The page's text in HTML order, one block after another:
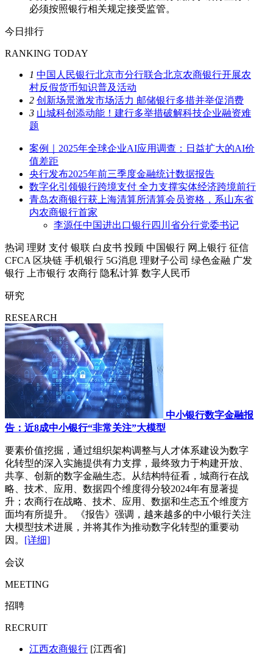
必须按照银行相关规定接受监管。
今日排行
RANKING TODAY
1 中国人民银行北京市分行联合北京农商银行开展农
村反假货币知识普及活动
2 创新场景激发市场活力 邮储银行多措并举促消费
3 山城科创添动能！建行多举措破解科技企业融资难
题
案例｜2025年全球企业AI应用调查：日益扩大的AI价
值差距
央行发布2025年前三季度金融统计数据报告
数字化引领银行跨境支付 全力支撑实体经济跨境前行
青岛农商银行获上海清算所清算会员资格，系山东省
内农商银行首家
李源任中国进出口银行四川省分行党委书记
热词 理财 支付 银联 白皮书 投顾 中国银行 网上银行 征信
CFCA 区块链 手机银行 5G消息 理财子公司 绿色金融 广发
银行
上市银行 农商行 隐私计算 数字人民币
研究
RESEARCH
中小银行数字金融报
告：近8成中小银行“非常关注”大模型
要素价值挖掘，通过组织架构调整与人才体系建设为数字
化转型的深入实施提供有力支撑，最终致力于构建开放、
共享、创新的数字金融生态。从结构特征看，城商行在战
略、技术、应用、数据四个维度得分较2024年有显著提
升；农商行在战略、技术、应用、数据和生态五个维度方
面均有所提升。 《报告》强调，越来越多的中小银行关注
大模型技术进展，并将其作为推动数字化转型的重要动
因。 [详细]
会议
MEETING
招聘
RECRUIT
江西农商银行 [江西省]